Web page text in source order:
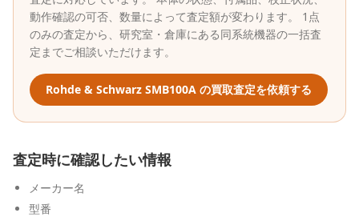
動作確認の可否、数量によって査定額が変わります。 1点
のみの査定から、研究室・倉庫にある同系統機器の一括査
定までご相談いただけます。
Rohde & Schwarz SMB100A の買取査定を依頼する
査定時に確認したい情報
メーカー名
型番